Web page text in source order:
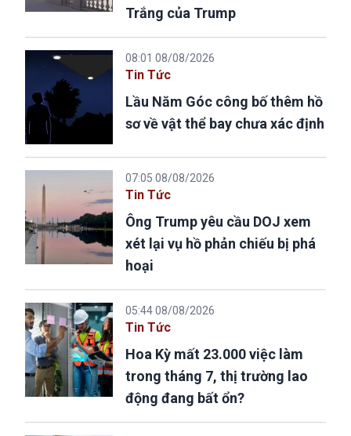
Trắng của Trump
08:01 08/08/2026
Tin Tức
Lầu Năm Góc công bố thêm hồ
sơ về vật thể bay chưa xác định
07:05 08/08/2026
Tin Tức
Ông Trump yêu cầu DOJ xem
xét lại vụ hồ phản chiếu bị phá
hoại
05:44 08/08/2026
Tin Tức
Hoa Kỳ mất 23.000 việc làm
trong tháng 7, thị trường lao
động đang bất ổn?